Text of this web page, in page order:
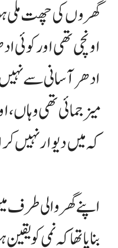
گھروں کی چھت ملی
اونچی تھی اور
ادھر آسانی سے
میز جمائی تھی وہاں،
کہ میں دیوار نہیں
اپنے گھر والی
بنایا تھا کہ نمی کو